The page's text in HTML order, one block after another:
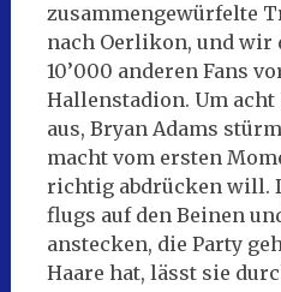
zusammengewürfelte
nach Oerlikon, und wir
10’000 anderen Fans
Hallenstadion. Um
aus, Bryan Adams
macht vom ersten
richtig abdrücken will.
flugs auf den Beinen
anstecken, die Party
Haare hat, lässt sie